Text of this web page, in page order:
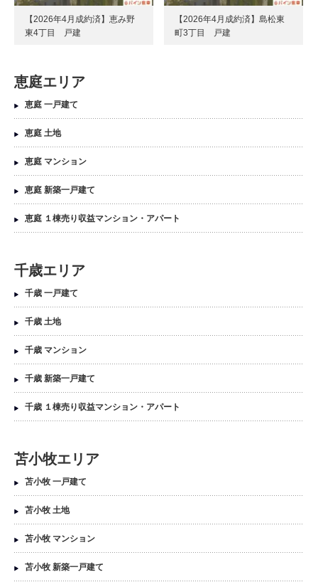
【2026年4月成約済】恵み野
東4丁目 戸建
【2026年4月成約済】島松東
町3丁目 戸建
恵庭エリア
恵庭 一戸建て
恵庭 土地
恵庭 マンション
恵庭 新築一戸建て
恵庭 １棟売り収益マンション・アパート
千歳エリア
千歳 一戸建て
千歳 土地
千歳 マンション
千歳 新築一戸建て
千歳 １棟売り収益マンション・アパート
苫小牧エリア
苫小牧 一戸建て
苫小牧 土地
苫小牧 マンション
苫小牧 新築一戸建て